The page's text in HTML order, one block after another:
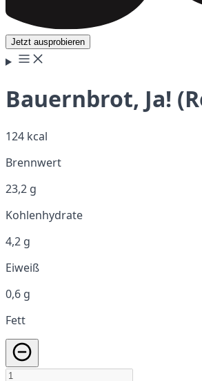
Jetzt ausprobieren
Bauernbrot, Ja!
124 kcal
Brennwert
23,2 g
Kohlenhydrate
4,2 g
Eiweiß
0,6 g
Fett